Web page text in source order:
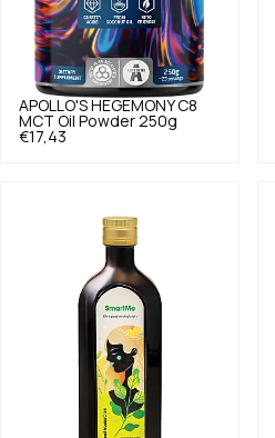
APOLLO'S HEGEMONY C8
MCT Oil Powder 250g
€17,43